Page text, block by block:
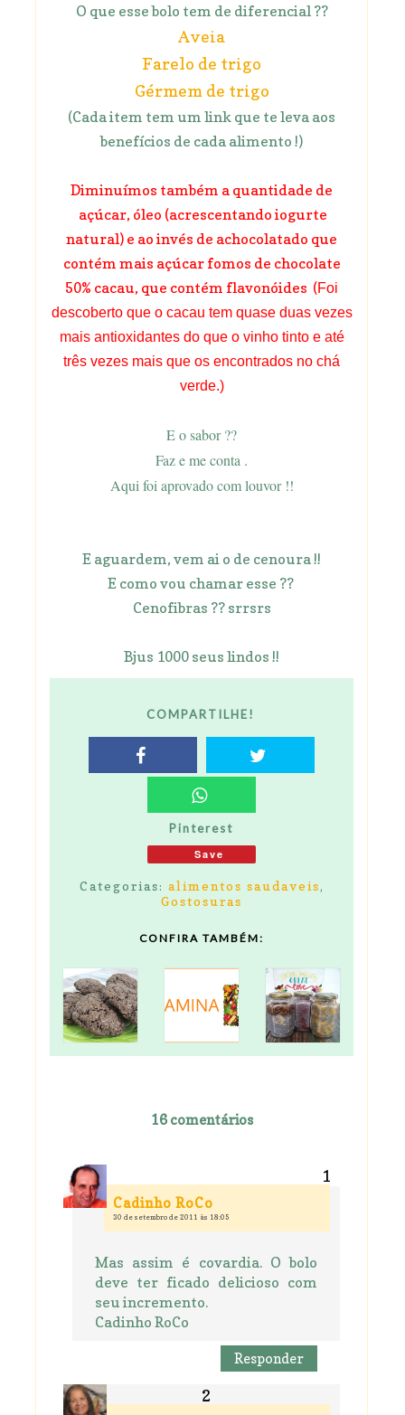
O que esse bolo tem de diferencial ??
Aveia
Farelo de trigo
Gérmem de trigo
(Cada item tem um link que te leva aos
benefícios de cada alimento !)
Diminuímos também a quantidade de
açúcar, óleo (acrescentando iogurte
natural) e ao invés de achocolatado que
contém mais açúcar fomos de chocolate
50% cacau, que contém flavonóides (Foi
descoberto que o cacau tem quase duas vezes
mais antioxidantes do que o vinho tinto e até
três vezes mais que os encontrados no chá
verde.)
E o sabor ??
Faz e me conta .
Aqui foi aprovado com louvor !!
E aguardem, vem ai o de cenoura !!
E como vou chamar esse ??
Cenofibras ?? srrsrs
Bjus 1000 seus lindos !!
COMPARTILHE!
Pinterest
Save
Categorias: alimentos saudaveis,
Gostosuras
CONFIRA TAMBÉM:
16 comentários
Cadinho RoCo
30 de setembro de 2011 às 18:05
Mas assim é covardia. O bolo
deve ter ficado delicioso com
seu incremento.
Cadinho RoCo
Responder